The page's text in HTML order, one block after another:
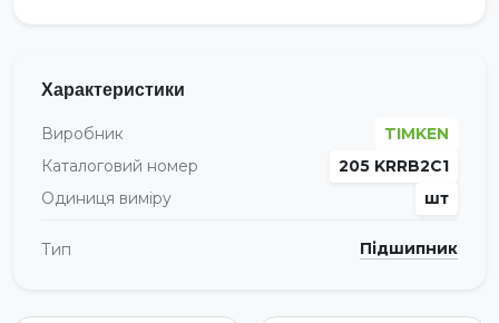
Характеристики
Виробник
TIMKEN
Каталоговий номер
205 KRRB2C1
Одиниця виміру
шт
Тип Підшипник